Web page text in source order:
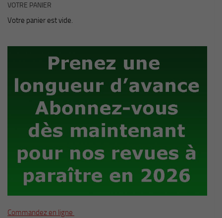
VOTRE PANIER
Votre panier est vide.
Commandez en ligne